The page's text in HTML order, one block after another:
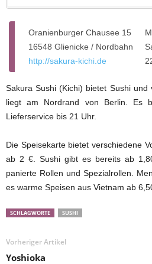
Oranienburger Chausee 15
16548 Glienicke / Nordbahn
http://sakura-kichi.de
Sakura Sushi (Kichi) bietet Sushi und
liegt am Nordrand von Berlin. Es
Lieferservice bis 21 Uhr.
Die Speisekarte bietet verschiedene
ab 2 €. Sushi gibt es bereits ab
panierte Rollen und Spezialrollen.
es warme Speisen aus Vietnam ab
SCHLAGWORTE SUSHI
Vorheriger Artikel
Yoshioka